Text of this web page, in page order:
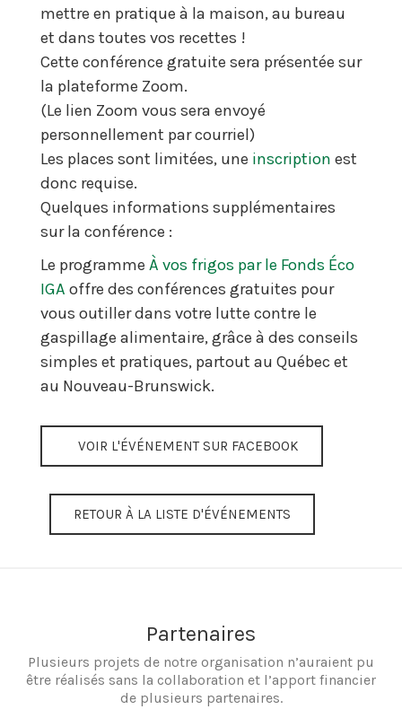
mettre en pratique à la maison, au bureau
et dans toutes vos recettes !
Cette conférence gratuite sera présentée sur
la plateforme Zoom.
(Le lien Zoom vous sera envoyé
personnellement par courriel)
Les places sont limitées, une inscription est
donc requise.
Quelques informations supplémentaires
sur la conférence :
Le programme À vos frigos par le Fonds Éco
IGA offre des conférences gratuites pour
vous outiller dans votre lutte contre le
gaspillage alimentaire, grâce à des conseils
simples et pratiques, partout au Québec et
au Nouveau-Brunswick.
VOIR L'ÉVÉNEMENT SUR FACEBOOK
RETOUR À LA LISTE D'ÉVÉNEMENTS
Partenaires
Plusieurs projets de notre organisation n’auraient pu
être réalisés sans la collaboration et l’apport financier
de plusieurs partenaires.